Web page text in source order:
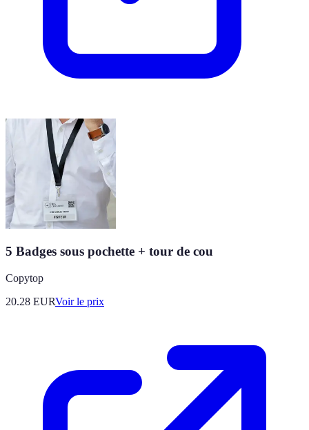
5 Badges sous pochette + tour de cou
Copytop
20.28 EURVoir le prix